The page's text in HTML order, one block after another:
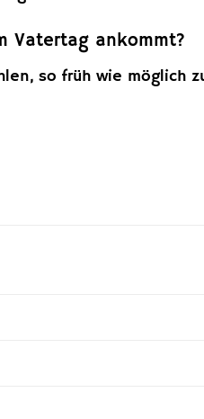
Vatertag ankommt?
so früh wie möglich